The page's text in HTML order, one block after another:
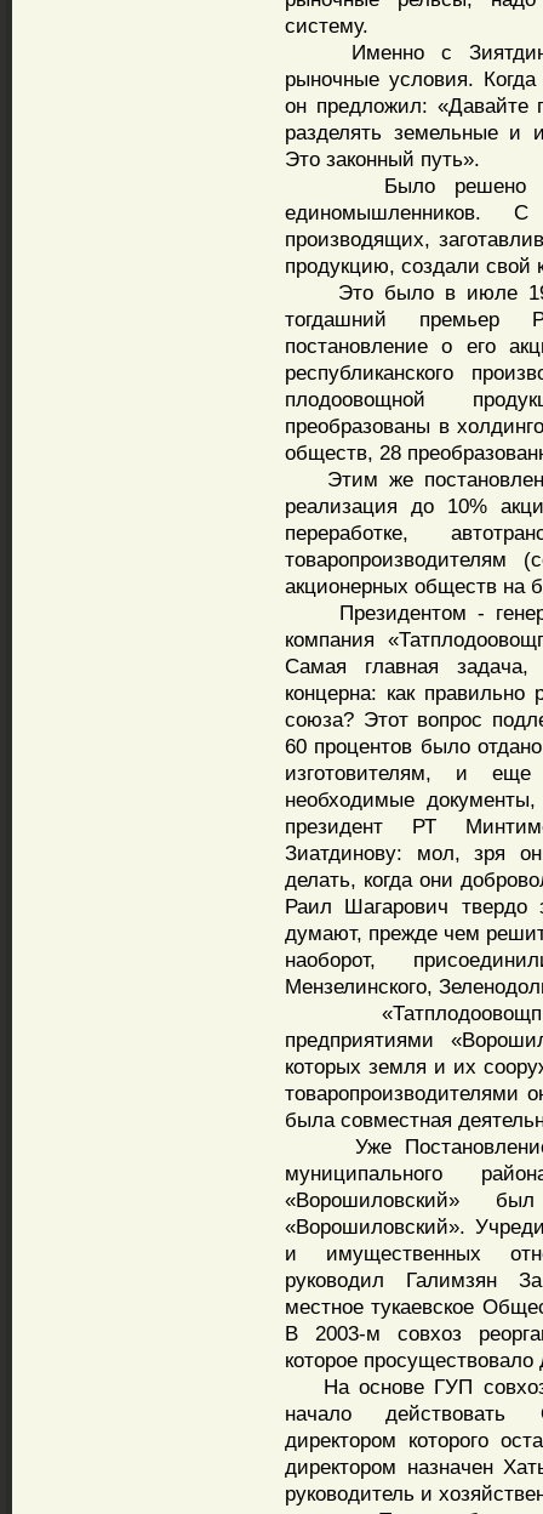
систему.
Именно с
рыночные условия.
он предложил:
разделять земельные и
Это законный путь».
Было решено
единомышленников. С
производящих,
продукцию, создали свой
Это было в июле
тогдашний премьер
постановление о его
республиканского
плодоовощной
преобразованы в
обществ, 28
Этим же
реализация до 10%
переработке,
акционерных обществ на
Президентом -
компания
Самая главная задача,
концерна: как
союза? Этот вопрос
60 процентов было
изготовителям, и
необходимые
президент РТ
Зиатдинову: мол, зря
делать, когда они
Раил Шагарович твердо
думают, прежде чем
наоборот,
Мензелинского,
предприятиями
которых земля и их
товаропроизводителями
была совместная
Уже Постановлением
муниципального
«Ворошиловский»
«Ворошиловский».
и имущественных
руководил Галимзян
местное тукаевское
В 2003-м совхоз
которое
На основе ГУП
начало
директором которого
директором назначен
руководитель и